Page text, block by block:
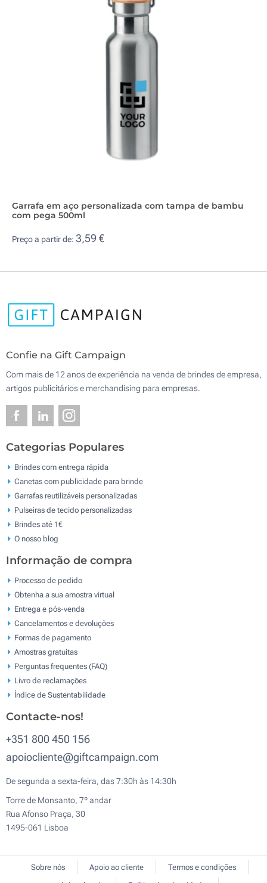
Garrafa em aço personalizada com tampa de bambu
com pega 500ml
Preço a partir de: 3,59 €
Confie na Gift Campaign
Com mais de 12 anos de experiência na venda de brindes de empresa,
artigos publicitários e merchandising para empresas.
Categorias Populares
Brindes com entrega rápida
Canetas com publicidade para brinde
Garrafas reutilizáveis personalizadas
Pulseiras de tecido personalizadas
Brindes até 1€
O nosso blog
Informação de compra
Processo de pedido
Obtenha a sua amostra virtual
Entrega e pós-venda
Cancelamentos e devoluções
Formas de pagamento
Amostras gratuitas
Perguntas frequentes (FAQ)
Livro de reclamaçōes
Índice de Sustentabilidade
Contacte-nos!
+351 800 450 156
apoiocliente@giftcampaign.com
De segunda a sexta-feira, das 7:30h às 14:30h
Torre de Monsanto, 7º andar
Rua Afonso Praça, 30
1495-061 Lisboa
Sobre nós Apoio ao cliente
Termos e condições